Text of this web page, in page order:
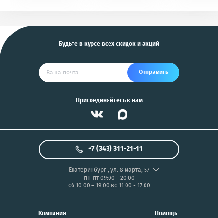
Будьте в курсе всех скидок и акций
Отправить
Присоединяйтесь к нам
Помощь
Компания
+7 (343) 311-21-11
Екатеринбург, ул. 8 марта, 57
пн-пт 09:00 - 20:00
сб 10:00 – 19:00 вс 11:00 - 17:00